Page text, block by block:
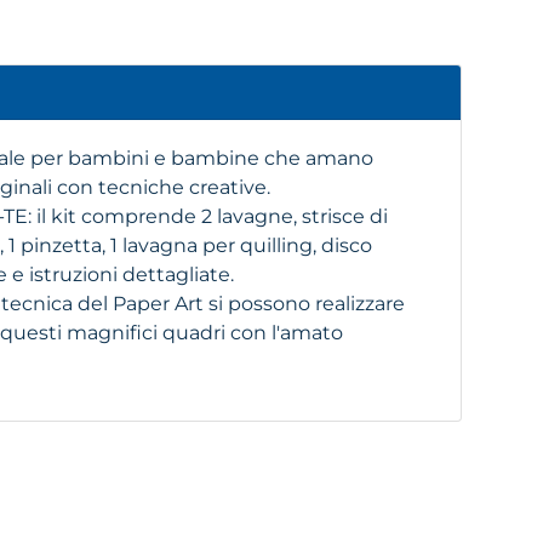
per bambini e bambine che amano
con tecniche creative.
TE: il kit comprende 2 lavagne, strisce di
pinzetta, 1 lavagna per quilling, disco
e istruzioni dettagliate.
tecnica del Paper Art si possono realizzare
magnifici quadri con l'amato